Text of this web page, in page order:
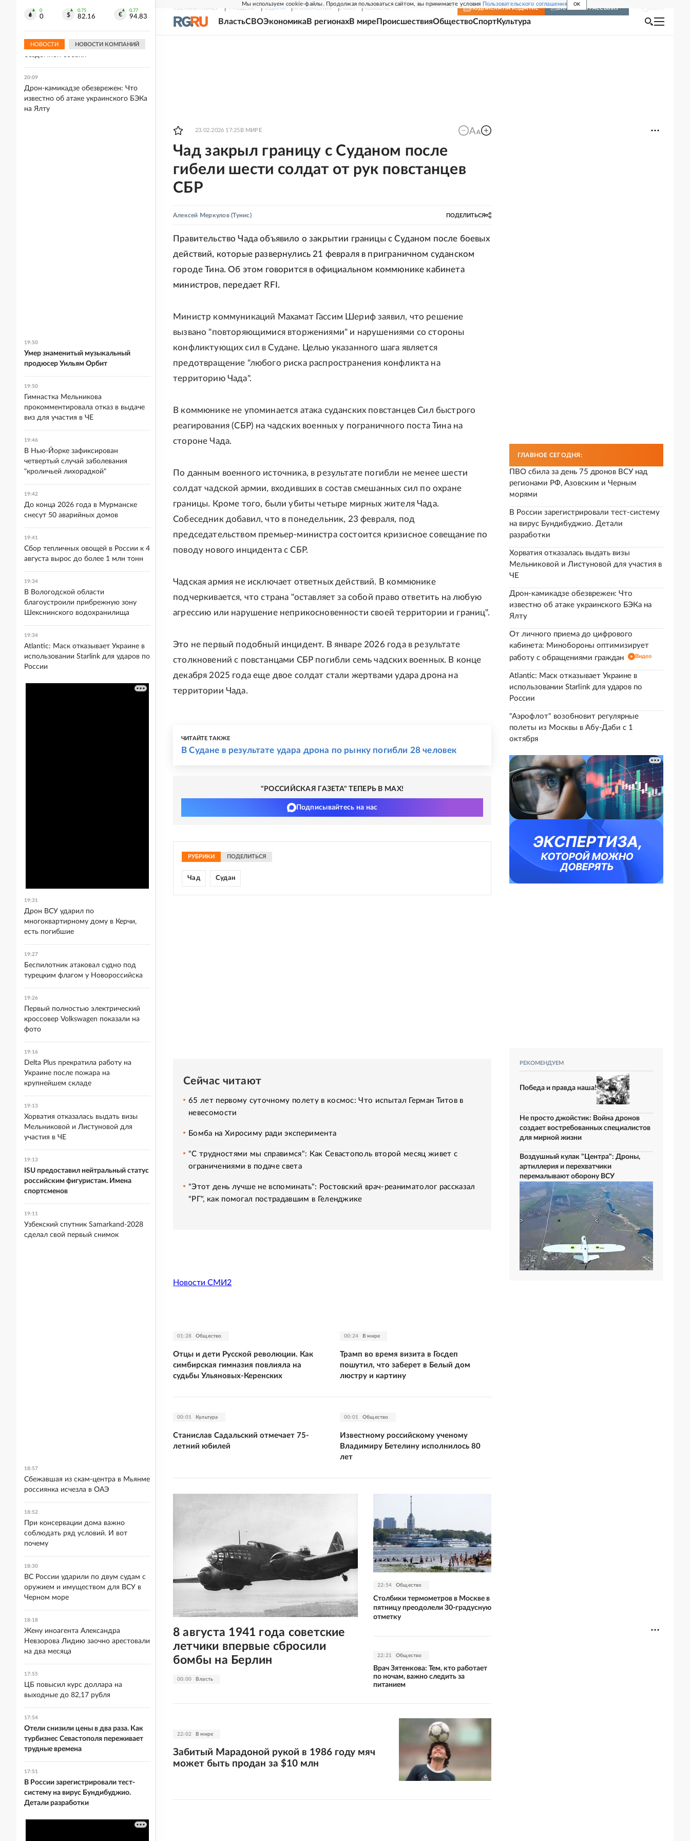
Мы используем cookie-файлы. Продолжая пользоваться сайтом, вы принимаете условия Пользовательского соглашения OK
СВЕЖИЙ НОМЕР РГ-НЕДЕЛЯ РОДИНА ПРИЛОЖЕНИЯ СОЮЗ НОВОСТИ ПОДПИСКА НА ИЗДАНИЕ ВКЛЮЧИТЬ РАССЫЛКУ
ВластьСВОЭкономикаВ регионахВ мире ПроисшествияОбществоСпортКультура
23.02.2026 17:25 В МИРЕ
Чад закрыл границу с Суданом после
гибели шести солдат от рук повстанцев
СБР
Алексей Меркулов(Тунис) ПОДЕЛИТЬСЯ
Правительство Чада объявило о закрытии границы с Суданом после боевых
действий, которые развернулись 21 февраля в приграничном суданском
городе Тина. Об этом говорится в официальном коммюнике кабинета
министров, передает RFI.
Министр коммуникаций Махамат Гассим Шериф заявил, что решение
вызвано "повторяющимися вторжениями" и нарушениями со стороны
конфликтующих сил в Судане. Целью указанного шага является
предотвращение "любого риска распространения конфликта на
территорию Чада".
В коммюнике не упоминается атака суданских повстанцев Сил быстрого
реагирования (СБР) на чадских военных у пограничного поста Тина на
стороне Чада.
По данным военного источника, в результате погибли не менее шести
солдат чадской армии, входивших в состав смешанных сил по охране
границы. Кроме того, были убиты четыре мирных жителя Чада.
Собеседник добавил, что в понедельник, 23 февраля, под
председательством премьер-министра состоится кризисное совещание по
поводу нового инцидента с СБР.
Чадская армия не исключает ответных действий. В коммюнике
подчеркивается, что страна "оставляет за собой право ответить на любую
агрессию или нарушение неприкосновенности своей территории и границ".
Это не первый подобный инцидент. В январе 2026 года в результате
столкновений с повстанцами СБР погибли семь чадских военных. В конце
декабря 2025 года еще двое солдат стали жертвами удара дрона на
территории Чада.
ЧИТАЙТЕ ТАКЖЕ
В Судане в результате удара дрона по рынку погибли 28 человек
"РОССИЙСКАЯ ГАЗЕТА" ТЕПЕРЬ В MAX!
Подписывайтесь на нас
РУБРИКИ ПОДЕЛИТЬСЯ
Чад Судан
Сейчас читают
65 лет первому суточному полету в космос: Что испытал Герман Титов в
невесомости
Бомба на Хиросиму ради эксперимента
"С трудностями мы справимся": Как Севастополь второй месяц живет с
ограничениями в подаче света
"Этот день лучше не вспоминать": Ростовский врач-реаниматолог рассказал
"РГ", как помогал пострадавшим в Геленджике
Новости СМИ2
01:28 Общество
Отцы и дети Русской революции. Как
симбирская гимназия повлияла на
судьбы Ульяновых-Керенских
00:24 В мире
Трамп во время визита в Госдеп
пошутил, что заберет в Белый дом
люстру и картину
00:01 Культура
Станислав Садальский отмечает 75-
летний юбилей
00:01 Общество
Известному российскому ученому
Владимиру Бетелину исполнилось 80
лет
00:00 Власть
8 августа 1941 года советские
летчики впервые сбросили
бомбы на Берлин
22:54 Общество
Столбики термометров в Москве в
пятницу преодолели 30-градусную
отметку
22:21 Общество
Врач Зятенкова: Тем, кто работает
по ночам, важно следить за
питанием
22:02 В мире
Забитый Марадоной рукой в 1986 году мяч
может быть продан за $10 млн
ГЛАВНОЕ СЕГОДНЯ:
ПВО сбила за день 75 дронов ВСУ над
регионами РФ, Азовским и Черным
морями
В России зарегистрировали тест-систему
на вирус Бундибуджио. Детали
разработки
Хорватия отказалась выдать визы
Мельниковой и Листуновой для участия в
ЧЕ
Дрон-камикадзе обезврежен: Что
известно об атаке украинского БЭКа на
Ялту
От личного приема до цифрового
кабинета: Минобороны оптимизирует
работу с обращениями граждан
Видео
Atlantic: Маск отказывает Украине в
использовании Starlink для ударов по
России
"Аэрофлот" возобновит регулярные
полеты из Москвы в Абу-Даби с 1
октября
РЕКОМЕНДУЕМ
Победа и правда наша!
Не просто джойстик: Война дронов
создает востребованных специалистов
для мирной жизни
Воздушный кулак "Центра": Дроны,
артиллерия и перехватчики
перемалывают оборону ВСУ
0
0
0.75
82.16
0.77
94.83
НОВОСТИ НОВОСТИ КОМПАНИЙ
оштрафовали за нападение
бездомной собаки
20:09
Дрон-камикадзе обезврежен: Что
известно об атаке украинского БЭКа
на Ялту
19:50
Умер знаменитый музыкальный
продюсер Уильям Орбит
19:50
Гимнастка Мельникова
прокомментировала отказ в выдаче
виз для участия в ЧЕ
19:46
В Нью-Йорке зафиксирован
четвертый случай заболевания
"кроличьей лихорадкой"
19:42
До конца 2026 года в Мурманске
снесут 50 аварийных домов
19:41
Сбор тепличных овощей в России к 4
августа вырос до более 1 млн тонн
19:34
В Вологодской области
благоустроили прибрежную зону
Шекснинского водохранилища
19:34
Atlantic: Маск отказывает Украине в
использовании Starlink для ударов по
России
19:31
Дрон ВСУ ударил по
многоквартирному дому в Керчи,
есть погибшие
19:27
Беспилотник атаковал судно под
турецким флагом у Новороссийска
19:26
Первый полностью электрический
кроссовер Volkswagen показали на
фото
19:16
Delta Plus прекратила работу на
Украине после пожара на
крупнейшем складе
19:13
Хорватия отказалась выдать визы
Мельниковой и Листуновой для
участия в ЧЕ
19:13
ISU предоставил нейтральный статус
российским фигуристам. Имена
спортсменов
19:11
Узбекский спутник Samarkand-2028
сделал свой первый снимок
18:57
Сбежавшая из скам-центра в Мьянме
россиянка исчезла в ОАЭ
18:52
При консервации дома важно
соблюдать ряд условий. И вот
почему
18:30
ВС России ударили по двум судам с
оружием и имуществом для ВСУ в
Черном море
18:18
Жену иноагента Александра
Невзорова Лидию заочно арестовали
на два месяца
17:55
ЦБ повысил курс доллара на
выходные до 82,17 рубля
17:54
Отели снизили цены в два раза. Как
турбизнес Севастополя переживает
трудные времена
17:51
В России зарегистрировали тест-
систему на вирус Бундибуджио.
Детали разработки